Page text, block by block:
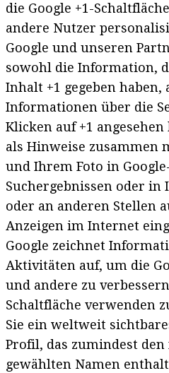
die Google +1-
andere Nutzer
Google und unseren
sowohl die Information,
Inhalt +1 gegeben haben,
Informationen über die
Klicken auf +1
als Hinweise zusammen
und Ihrem Foto in
Suchergebnissen oder in
oder an anderen Stellen
Anzeigen im Internet
Google zeichnet
Aktivitäten auf, um die
und andere zu
Schaltfläche verwenden
Sie ein weltweit
Profil, das zumindest
gewählten Namen